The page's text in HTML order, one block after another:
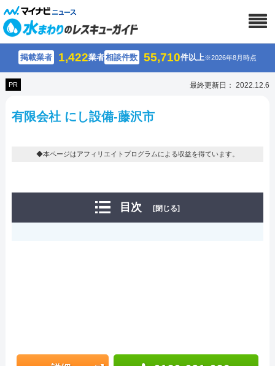
掲載業者 1,422業者相談件数 55,710件以上※2026年8月時点
PR 最終更新日： 2022.12.6
有限会社 にし設備-藤沢市
◆本ページはアフィリエイトプログラムによる収益を得ています。
目次 [閉じる]